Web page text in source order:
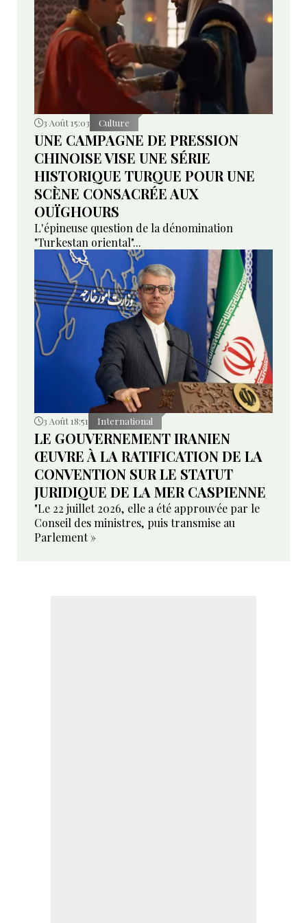
3 Août 15:03 Culture
UNE CAMPAGNE DE PRESSION
CHINOISE VISE UNE SÉRIE
HISTORIQUE TURQUE POUR UNE
SCÈNE CONSACRÉE AUX
OUÏGHOURS
L'épineuse question de la dénomination
"Turkestan oriental"...
3 Août 18:51 International
LE GOUVERNEMENT IRANIEN
ŒUVRE À LA RATIFICATION DE LA
CONVENTION SUR LE STATUT
JURIDIQUE DE LA MER CASPIENNE
"Le 22 juillet 2026, elle a été approuvée par le
Conseil des ministres, puis transmise au
Parlement »